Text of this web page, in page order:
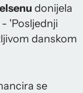
donijela
'Posljednji
danskom
se